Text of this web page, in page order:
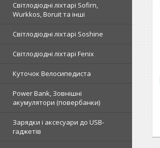
Світлодіодні ліхтарі Sofirn,
Wurkkos, Boruit та інші
Світлодіодні ліхтарі Soshine
Світлодіодні ліхтарі Fenix
Куточок Велосипедиста
Power Bank, Зовнішні
акумулятори (повербанки)
Зарядки і аксесуари до USB-
гаджетів